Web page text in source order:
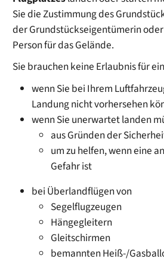
Sie die Zustimmung des
der Grundstückseigentümerin
Person für das Gelände.
Sie brauchen keine Erlaubnis für
wenn Sie bei Ihrem
Landung nicht vorhersehen
wenn Sie unerwartet landen
aus Gründen der
um zu helfen, wenn eine
Gefahr ist
bei Überlandflügen von
Segelflugzeugen
Hängegleitern
Gleitschirmen
bemannten Heiß-/